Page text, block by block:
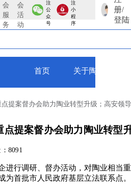
会
服
务
会
活
动
注
公
众
号
注
小
程
序
册/
登陆
首页 关于陶博会
提案督办会助力陶业转型升级；高安领
点提案督办会助力陶业转型
8091
行调研、督办活动，对陶业相当
为首批市人民政府基层立法联系点。